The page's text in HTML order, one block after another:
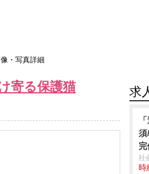
像・写真詳細
寄る保護猫 求
須
社
時